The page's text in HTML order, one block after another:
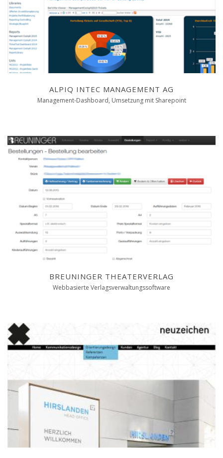
ALPIQ INTEC MANAGEMENT AG
Management-Dashboard, Umsetzung mit Sharepoint
BREUNINGER THEATERVERLAG
Webbasierte Verlagsverwaltungssoftware